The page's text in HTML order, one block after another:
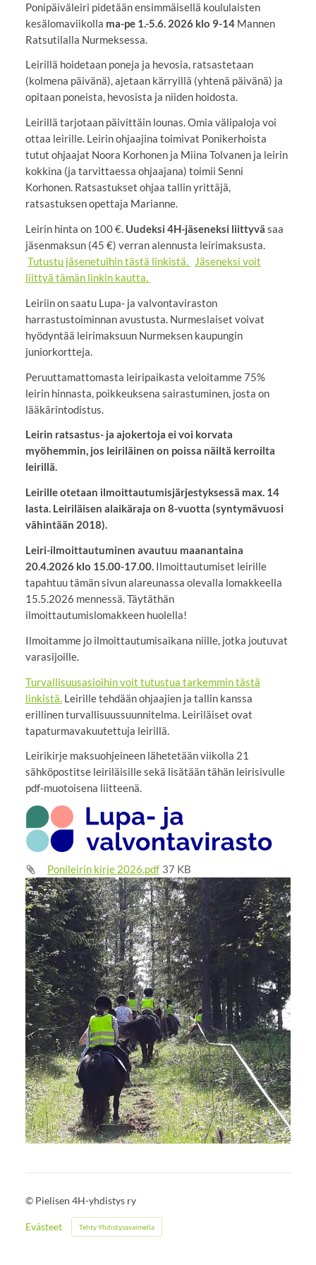
Ponipäiväleiri pidetään ensimmäisellä koululaisten
kesälomaviikolla ma-pe 1.-5.6. 2026 klo 9-14Mannen
Ratsutilalla Nurmeksessa.
Leirillä hoidetaan poneja ja hevosia, ratsastetaan
(kolmena päivänä), ajetaan kärryillä (yhtenä päivänä) ja
opitaan poneista, hevosista ja niiden hoidosta.
Leirillä tarjotaan päivittäin lounas. Omia välipaloja voi
ottaa leirille. Leirin ohjaajina toimivat Ponikerhoista
tutut ohjaajat Noora Korhonen ja Miina Tolvanen ja leirin
kokkina (ja tarvittaessa ohjaajana) toimii Senni
Korhonen. Ratsastukset ohjaa tallin yrittäjä,
ratsastuksen opettaja Marianne.
Leirin hinta on 100 €. Uudeksi 4H-jäseneksi liittyvä saa
jäsenmaksun (45 €) verran alennusta leirimaksusta.
Tutustu jäsenetuihin tästä linkistä.
Jäseneksi voit
liittyä tämän linkin kautta.
Leiriin on saatu Lupa- ja valvontaviraston
harrastustoiminnan avustusta. Nurmeslaiset voivat
hyödyntää leirimaksuun Nurmeksen kaupungin
juniorkortteja.
Peruuttamattomasta leiripaikasta veloitamme 75%
leirin hinnasta, poikkeuksena sairastuminen, josta on
lääkärintodistus.
Leirin ratsastus- ja ajokertoja ei voi korvata
myöhemmin, jos leiriläinen on poissa näiltä kerroilta
leirillä.
Leirille otetaan ilmoittautumisjärjestyksessä max. 14
lasta. Leiriläisen alaikäraja on 8-vuotta (syntymävuosi
vähintään 2018).
Leiri-ilmoittautuminen avautuu maanantaina
20.4.2026 klo 15.00-17.00. Ilmoittautumiset leirille
tapahtuu tämän sivun alareunassa olevalla lomakkeella
15.5.2026 mennessä. Täytäthän
ilmoittautumislomakkeen huolella!
Ilmoitamme jo ilmoittautumisaikana niille, jotka joutuvat
varasijoille.
Turvallisuusasioihin voit tutustua tarkemmin tästä
linkistä. Leirille tehdään ohjaajien ja tallin kanssa
erillinen turvallisuussuunnitelma. Leiriläiset ovat
tapaturmavakuutettuja leirillä.
Leirikirje maksuohjeineen lähetetään viikolla 21
sähköpostitse leiriläisille sekä lisätään tähän leirisivulle
pdf-muotoisena liitteenä.
Ponileirin kirje 2026.pdf 37 KB
© Pielisen 4H-yhdistys ry
Evästeet Tehty Yhdistysavaimella